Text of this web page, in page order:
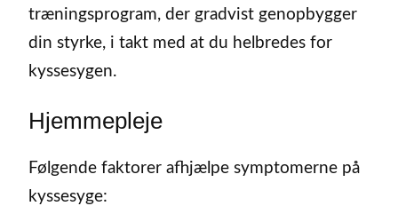
træningsprogram, der gradvist genopbygger
din styrke, i takt med at du helbredes for
kyssesygen.
Hjemmepleje
Følgende faktorer afhjælpe symptomerne på
kyssesyge: